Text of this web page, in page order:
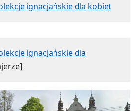
ignacjańskie dla kobiet
ignacjańskie dla